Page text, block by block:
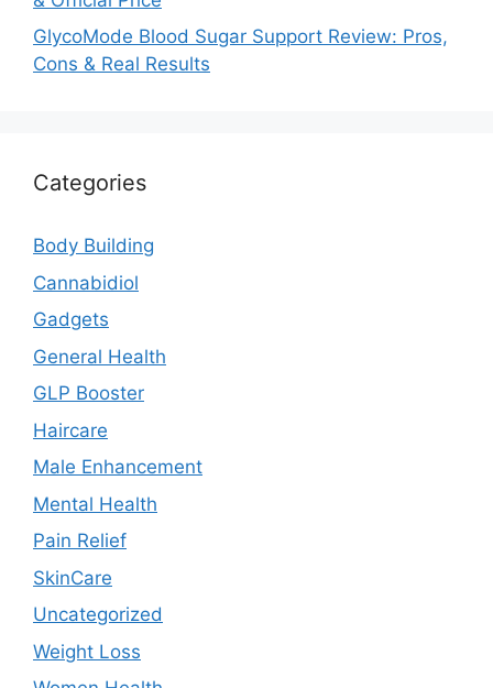
GlycoMode Blood Sugar Support Review: Pros,
Cons & Real Results
Categories
Body Building
Cannabidiol
Gadgets
General Health
GLP Booster
Haircare
Male Enhancement
Mental Health
Pain Relief
SkinCare
Uncategorized
Weight Loss